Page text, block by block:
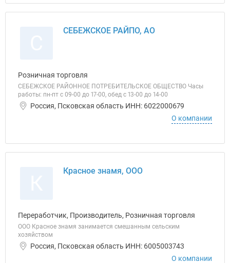
СЕБЕЖСКОЕ РАЙПО, АО
Розничная торговля
СЕБЕЖСКОЕ РАЙОННОЕ ПОТРЕБИТЕЛЬСКОЕ ОБЩЕСТВО Часы
работы: пн-пт с 09-00 до 17-00, обед с 13-00 до 14-00
Россия, Псковская область ИНН: 6022000679
О компании
Красное знамя, ООО
Переработчик, Производитель, Розничная торговля
ООО Красное знамя занимается смешанным сельским
хозяйством
Россия, Псковская область ИНН: 6005003743
О компании